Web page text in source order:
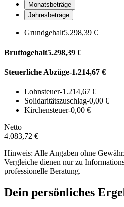
Monatsbeträge
Jahresbeträge
Grundgehalt5.298,39 €
Bruttogehalt5.298,39 €
Steuerliche Abzüge-1.214,67 €
Lohnsteuer-1.214,67 €
Solidaritätszuschlag-0,00 €
Kirchensteuer-0,00 €
Netto
4.083,72 €
Hinweis: Alle Angaben ohne
Vergleiche dienen nur zu
professionelle Beratung.
Dein persönliches